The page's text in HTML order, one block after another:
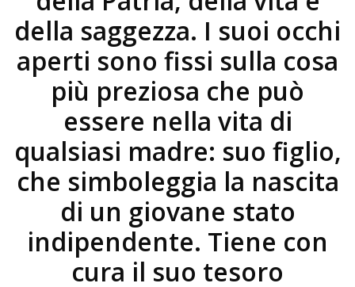
della saggezza. I suoi occhi
aperti sono fissi sulla cosa
più preziosa che può
essere nella vita di
qualsiasi madre: suo figlio,
che simboleggia la nascita
di un giovane stato
indipendente. Tiene con
cura il suo tesoro